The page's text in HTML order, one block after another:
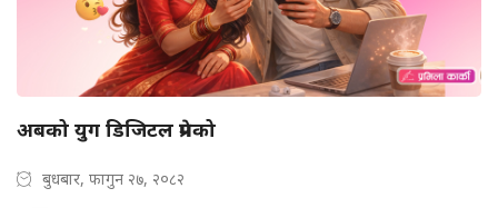
अबको युग डिजिटल प्रेमको
बुधबार, फागुन २७, २०८२